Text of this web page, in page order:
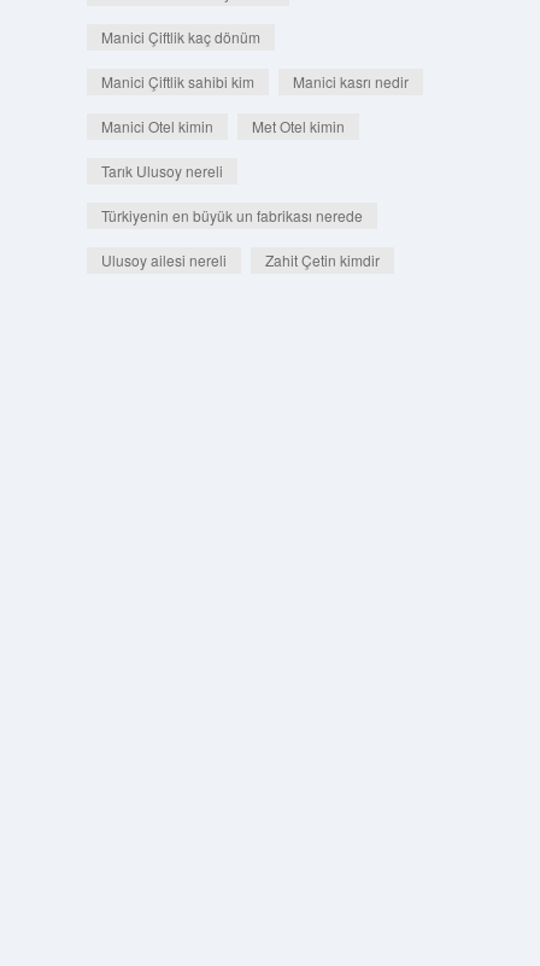
Manici Çiftlik kaç dönüm
Manici Çiftlik sahibi kim Manici kasrı nedir
Manici Otel kimin Met Otel kimin
Tarık Ulusoy nereli
Türkiyenin en büyük un fabrikası nerede
Ulusoy ailesi nereli Zahit Çetin kimdir